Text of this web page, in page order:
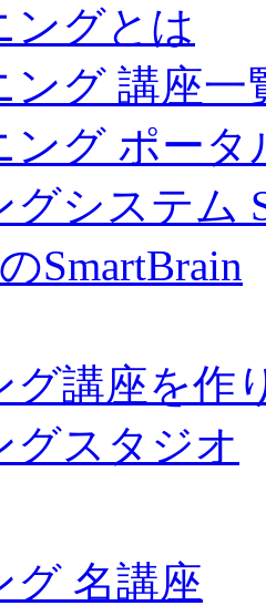
ングとは
ング 講座一
ング ポータ
グシステム
SmartBrain
グ講座を作
グスタジオ
グ 名講座